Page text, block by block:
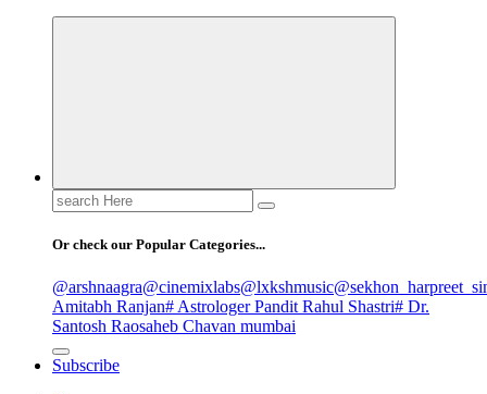
Search
for:
Or check our Popular Categories...
@arshnaagra@cinemixlabs@lxkshmusic
Amitabh Ranjan# Astrologer Pandit Rahul Shastri# Dr.
Santosh Raosaheb Chavan mumbai
Subscribe